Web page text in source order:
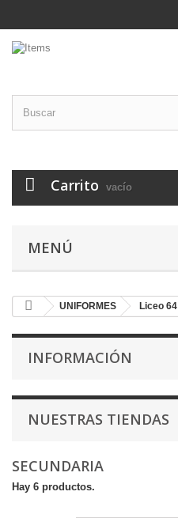
Carrito vacío
MENÚ
UNIFORMES Liceo 64
INFORMACIÓN
NUESTRAS TIENDAS
SECUNDARIA
Hay 6 productos.